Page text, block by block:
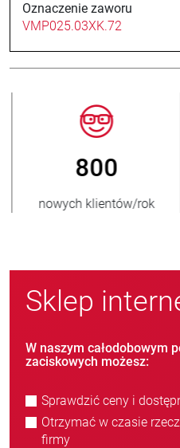
Oznaczenie zaworu
VMP025.03XK.72
800
nowych klientów/rok
Sklep
W naszym całodobowym
zaciskowych możesz:
Sprawdzić ceny i
Otrzymać w czasie
firmy